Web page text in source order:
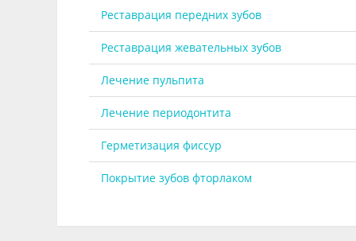
Реставрация передних зубов
Реставрация жевательных зубов
Лечение пульпита
Лечение периодонтита
Герметизация фиссур
Покрытие зубов фторлаком